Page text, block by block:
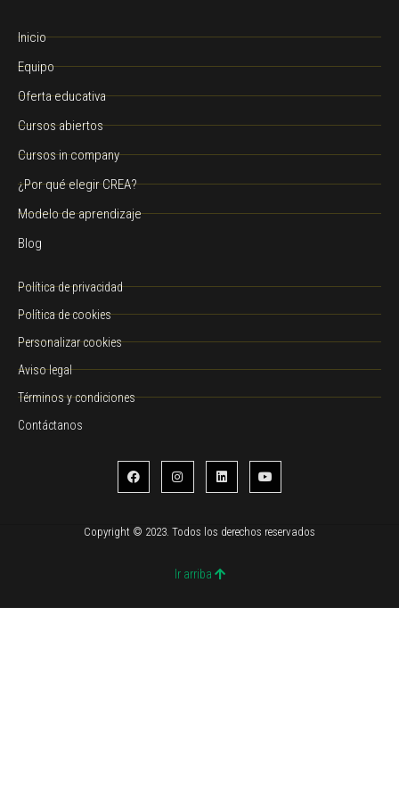
Inicio
Equipo
Oferta educativa
Cursos abiertos
Cursos in company
¿Por qué elegir CREA?
Modelo de aprendizaje
Blog
Política de privacidad
Política de cookies
Personalizar cookies
Aviso legal
Términos y condiciones
Contáctanos
Copyright © 2023. Todos los derechos reservados
Ir arriba